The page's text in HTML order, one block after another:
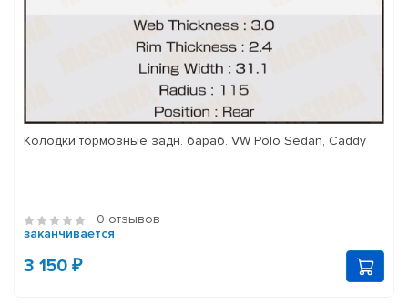
Колодки тормозные задн. бараб. VW Polo Sedan, Caddy
0 отзывов
заканчивается
3 150 ₽